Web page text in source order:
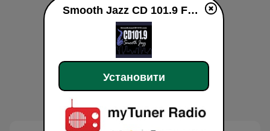
Smooth Jazz CD 101.9 FM у прямому ефір
Установити